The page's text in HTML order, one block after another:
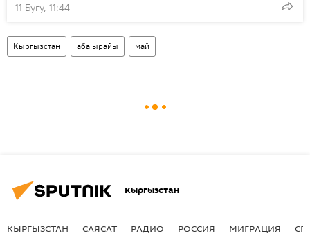
11 Бугу, 11:44
Кыргызстан аба ырайы май
Кыргызстан
КЫРГЫЗСТАН САЯСАТ РАДИО РОССИЯ МИГРАЦИЯ